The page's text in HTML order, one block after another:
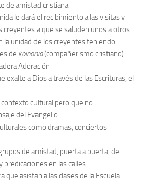
de amistad cristiana
le dará el recibimiento a las visitas y
creyentes a que se saluden unos a otros.
la unidad de los creyentes teniendo
de koinonia(compañerismo cristiano)
Adoración
exalte a Dios a través de las Escrituras, el
cultural pero que no
del Evangelio.
como dramas, conciertos
de amistad, puerta a puerta, de
predicaciones en las calles.
que asistan a las clases de la Escuela